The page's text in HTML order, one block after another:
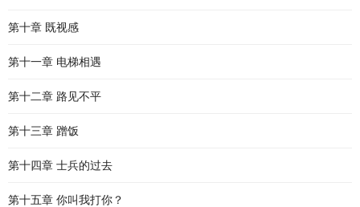
第十章 既视感
第十一章 电梯相遇
第十二章 路见不平
第十三章 蹭饭
第十四章 士兵的过去
第十五章 你叫我打你？